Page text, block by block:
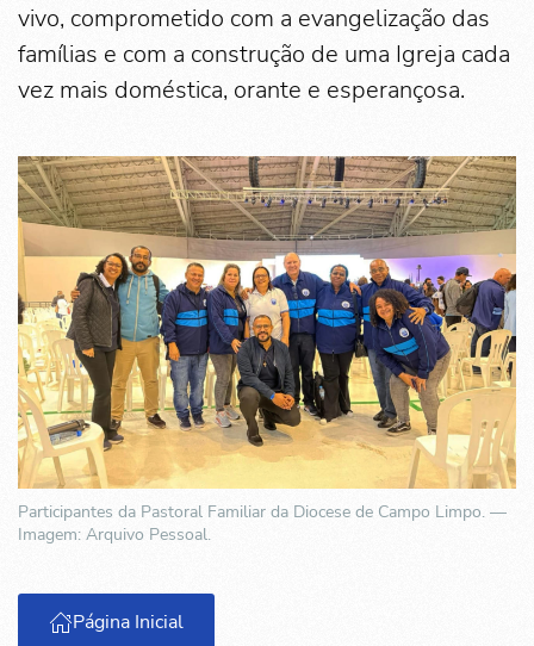
vivo, comprometido com a evangelização das
famílias e com a construção de uma Igreja cada
vez mais doméstica, orante e esperançosa.
Participantes da Pastoral Familiar da Diocese de Campo Limpo. —
Imagem: Arquivo Pessoal.
Página Inicial